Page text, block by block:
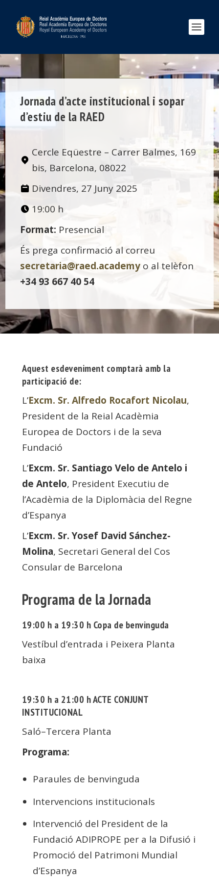
Jornada d’acte institucional i sopar
d’estiu de la RAED
Cercle Eqüestre – Carrer Balmes, 169
bis, Barcelona, 08022
Divendres, 27 Juny 2025
19:00 h
Format: Presencial
És prega confirmació al correu
secretaria@raed.academy o al telèfon
+34 93 667 40 54
Aquest esdeveniment comptarà amb la
participació de:
L’Excm. Sr. Alfredo Rocafort Nicolau,
President de la Reial Acadèmia
Europea de Doctors i de la seva
Fundació
L’Excm. Sr. Santiago Velo de Antelo i
de Antelo, President Executiu de
l’Acadèmia de la Diplomàcia del Regne
d’Espanya
L’Excm. Sr. Yosef David Sánchez-
Molina, Secretari General del Cos
Consular de Barcelona
Programa de la Jornada
19:00 h a 19:30 h Copa de benvinguda
Vestíbul d’entrada i Peixera Planta
baixa
19:30 h a 21:00 h ACTE CONJUNT
INSTITUCIONAL
Saló–Tercera Planta
Programa:
Paraules de benvinguda
Intervencions institucionals
Intervenció del President de la
Fundació ADIPROPE per a la Difusió i
Promoció del Patrimoni Mundial
d’Espanya